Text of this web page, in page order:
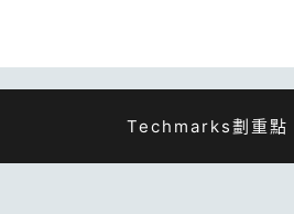
Techmarks劃重